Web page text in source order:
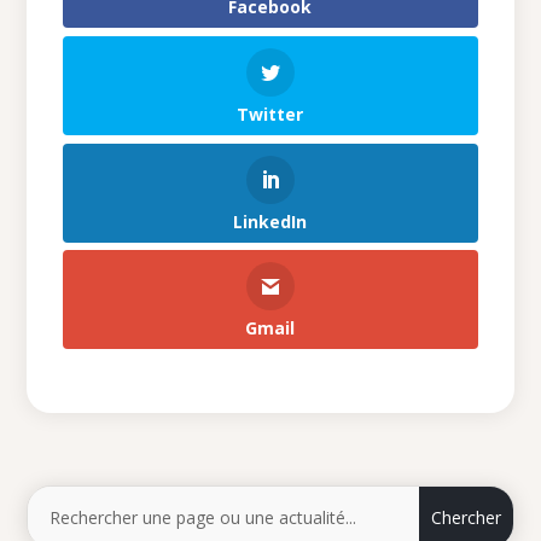
Facebook
Twitter
LinkedIn
Gmail